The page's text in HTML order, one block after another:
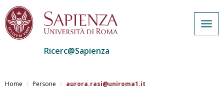
al
Ricerc@Sapienza
Home Persone aurora.rasi@uniroma1.it